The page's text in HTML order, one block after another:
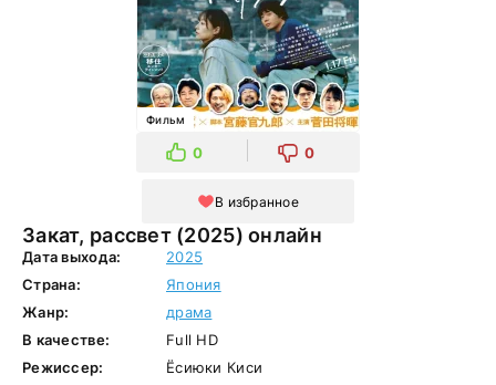
Закат, рассвет (2025) онлайн
Фильм
0 0
В избранное
Дата выхода:
2025
Страна:
Япония
Жанр:
драма
В качестве:
Full HD
Режиссер:
Ёсиюки Киси